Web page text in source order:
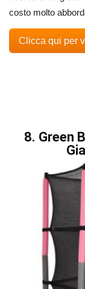
costo molto
Clicca qui per
8. Green